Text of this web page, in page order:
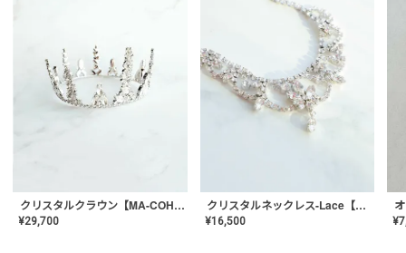
クリスタルクラウン【MA-COHD-01】韓国風クラウン/ウェディングクラウン/ティアラ
¥29,700
クリスタルネックレス-Lace【MA-CONL-02】
¥16,500 ¥